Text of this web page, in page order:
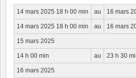
14 mars 2025 18 h 00 min au 16 mars
14 mars 2025 18 h 00 min au 16 mars
15 mars 2025
14 h 00 min au 23 h 30
16 mars 2025